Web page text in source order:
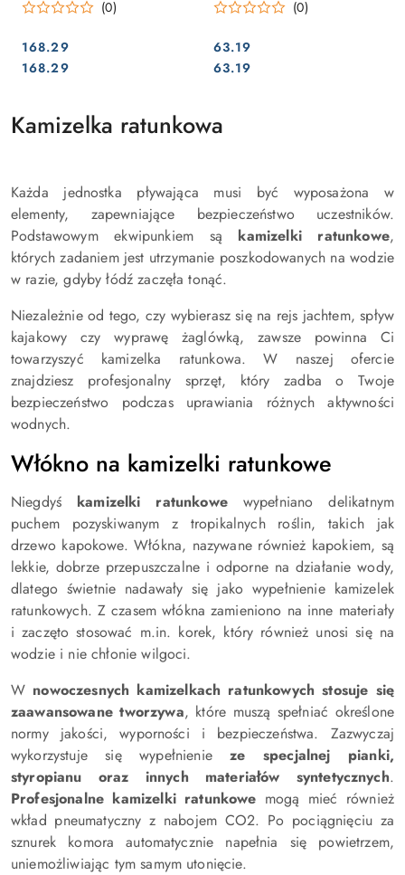
(0)
Cena:
168.29
Cena:
168.29
(0)
Cena:
63.19
Cena:
63.19
Kamizelka ratunkowa
Każda jednostka pływająca musi być wyposażona w
elementy, zapewniające bezpieczeństwo uczestników.
Podstawowym ekwipunkiem są kamizelki ratunkowe,
których zadaniem jest utrzymanie poszkodowanych na wodzie
w razie, gdyby łódź zaczęła tonąć.
Niezależnie od tego, czy wybierasz się na rejs jachtem, spływ
kajakowy czy wyprawę żaglówką, zawsze powinna Ci
towarzyszyć kamizelka ratunkowa. W naszej ofercie
znajdziesz profesjonalny sprzęt, który zadba o Twoje
bezpieczeństwo podczas uprawiania różnych aktywności
wodnych.
Włókno na kamizelki ratunkowe
Niegdyś kamizelki ratunkowewypełniano delikatnym
puchem pozyskiwanym z tropikalnych roślin, takich jak
drzewo kapokowe. Włókna, nazywane również kapokiem, są
lekkie, dobrze przepuszczalne i odporne na działanie wody,
dlatego świetnie nadawały się jako wypełnienie kamizelek
ratunkowych. Z czasem włókna zamieniono na inne materiały
i zaczęto stosować m.in. korek, który również unosi się na
wodzie i nie chłonie wilgoci.
W nowoczesnych kamizelkach ratunkowych stosuje się
zaawansowane tworzywa, które muszą spełniać określone
normy jakości, wyporności i bezpieczeństwa. Zazwyczaj
wykorzystuje się wypełnienieze specjalnej pianki,
styropianu oraz innych materiałów syntetycznych.
Profesjonalne kamizelki ratunkowe mogą mieć również
wkład pneumatyczny z nabojem CO2. Po pociągnięciu za
sznurek komora automatycznie napełnia się powietrzem,
uniemożliwiając tym samym utonięcie.